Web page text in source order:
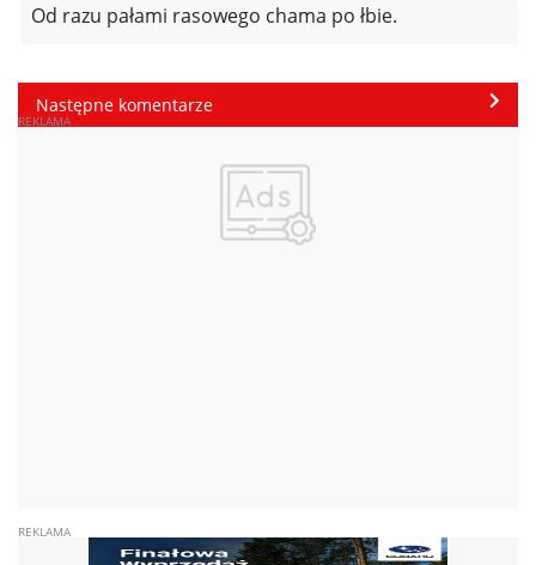
Od razu pałami rasowego chama po łbie.
Następne komentarze